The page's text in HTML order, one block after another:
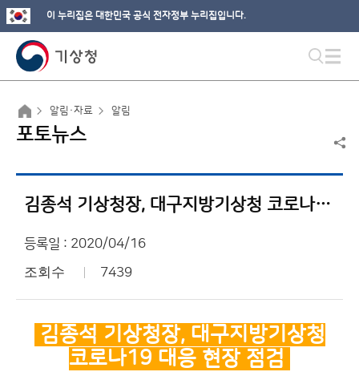
이 누리집은 대한민국 공식 전자정부 누리집입니다.
알림·자료 알림
포토뉴스
김종석 기상청장, 대구지방기상청 코로나19 대응 현장 점검
등록일 : 2020/04/16
조회수 7439
김종석 기상청장, 대구지방기상청
코로나19 대응 현장 점검